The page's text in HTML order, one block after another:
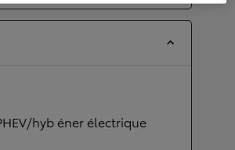
hyb éner électrique